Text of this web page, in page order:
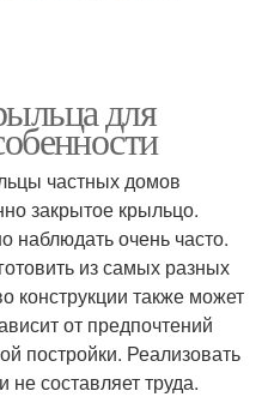
для
частных домов
закрытое крыльцо.
очень часто.
из самых разных
конструкции также может
от предпочтений
постройки. Реализовать
составляет труда.